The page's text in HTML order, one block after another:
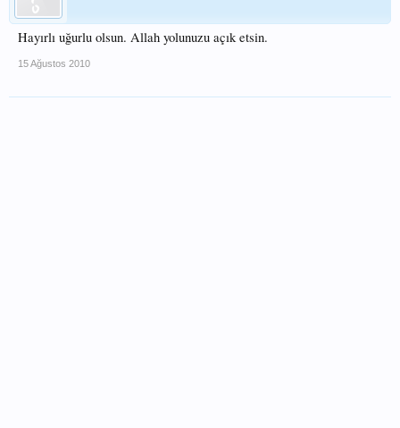
Hayırlı uğurlu olsun. Allah yolunuzu açık etsin.
15 Ağustos 2010